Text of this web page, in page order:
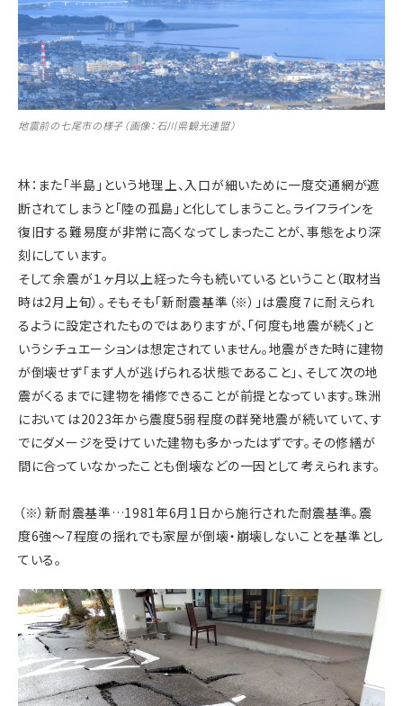
地震前の七尾市の様子（画像：石川県観光連盟）
林：また「半島」という地理上、入口が細いために一度交通網が遮
断されてしまうと「陸の孤島」と化してしまうこと。ライフラインを
復旧する難易度が非常に高くなってしまったことが、事態をより深
刻にしています。
そして余震が１ヶ月以上経った今も続いているということ（取材当
時は2月上旬）。そもそも「新耐震基準（※）」は震度７に耐えられ
るように設定されたものではありますが、「何度も地震が続く」と
いうシチュエーションは想定されていません。地震がきた時に建物
が倒壊せず「まず人が逃げられる状態であること」、そして次の地
震がくるまでに建物を補修できることが前提となっています。珠洲
においては2023年から震度5弱程度の群発地震が続いていて、す
でにダメージを受けていた建物も多かったはずです。その修繕が
間に合っていなかったことも倒壊などの一因として考えられます。
（※）新耐震基準…1981年6月1日から施行された耐震基準。震
度6強～7程度の揺れでも家屋が倒壊・崩壊しないことを基準とし
ている。